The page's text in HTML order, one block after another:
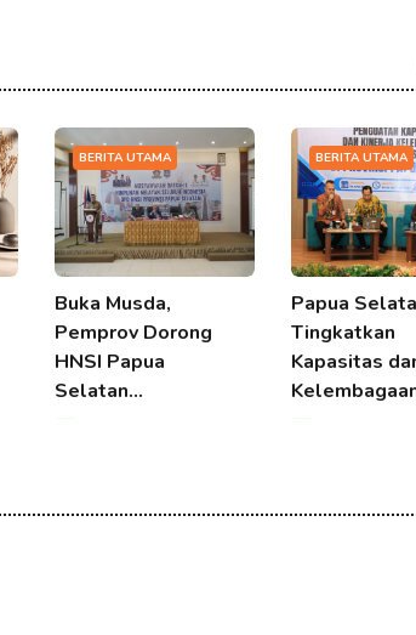
BERITA UTAMA
Buka Musda,
Pemprov Dorong
HNSI Papua
Selatan…
BERITA UTAMA
Papua
Tingkatkan
Kapasitas